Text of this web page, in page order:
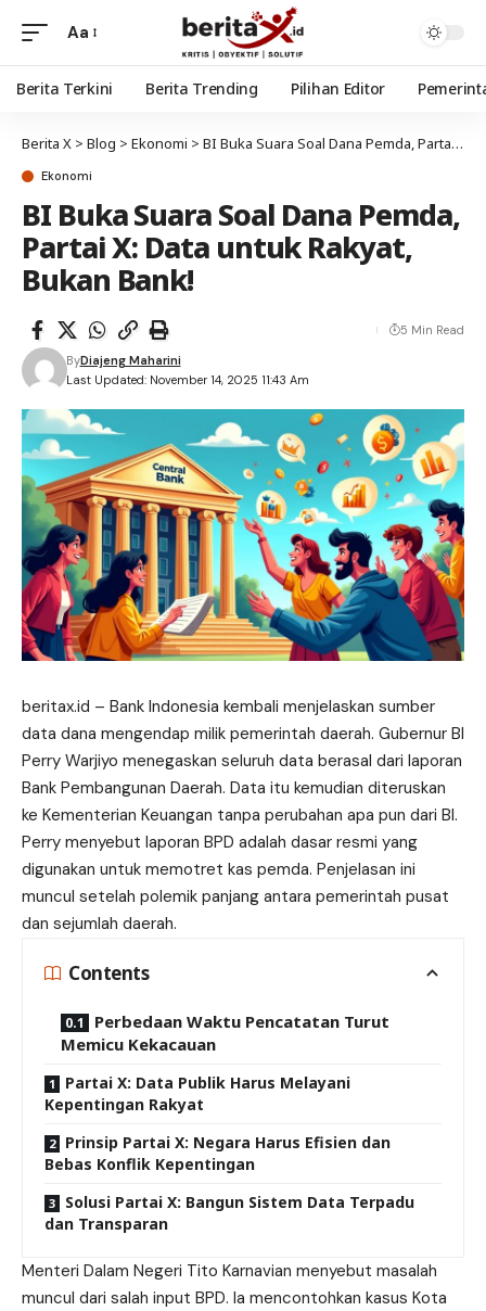
Aa
Berita Terkini Berita Trending Pilihan Editor
Berita X > Blog > Ekonomi > BI Buka Suara Soal Dana Pemda, Partai X: Data untuk Rakyat, Bukan Bank!
Ekonomi
BI Buka Suara Soal Dana Pemda,
Partai X: Data untuk Rakyat,
Bukan Bank!
Last Updated: November 14, 2025 11:43 Am
ByDiajeng Maharini
5 Min Read
beritax.id – Bank Indonesia kembali menjelaskan sumber
data dana mengendap milik pemerintah daerah. Gubernur BI
Perry Warjiyo menegaskan seluruh data berasal dari laporan
Bank Pembangunan Daerah. Data itu kemudian diteruskan
ke Kementerian Keuangan tanpa perubahan apa pun dari BI.
Perry menyebut laporan BPD adalah dasar resmi yang
digunakan untuk memotret kas pemda. Penjelasan ini
muncul setelah polemik panjang antara pemerintah pusat
dan sejumlah daerah.
Contents
Perbedaan Waktu Pencatatan Turut
Memicu Kekacauan
Partai X: Data Publik Harus Melayani
Kepentingan Rakyat
Prinsip Partai X: Negara Harus Efisien dan
Bebas Konflik Kepentingan
Solusi Partai X: Bangun Sistem Data Terpadu
dan Transparan
Menteri Dalam Negeri Tito Karnavian menyebut masalah
muncul dari salah input BPD. Ia mencontohkan kasus Kota